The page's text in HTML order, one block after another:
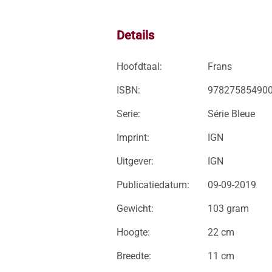
Details
Hoofdtaal: Frans
ISBN:
Serie: Série Bleue
Imprint: IGN
Uitgever: IGN
Publicatiedatum: 09-09-2019
Gewicht: 103 gram
Hoogte: 22 cm
Breedte: 11 cm